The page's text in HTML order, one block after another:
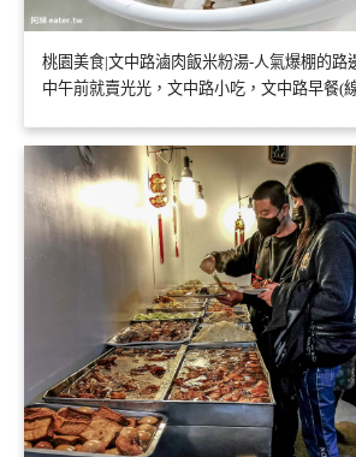
桃園美食|文中路滷肉飯米粉湯-人氣爆棚的路
中午前就賣光光，文中路小吃，文中路早餐(